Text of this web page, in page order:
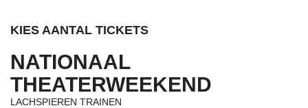
KIES AANTAL TICKETS
NATIONAAL
THEATERWEEKEND
LACHSPIEREN TRAINEN